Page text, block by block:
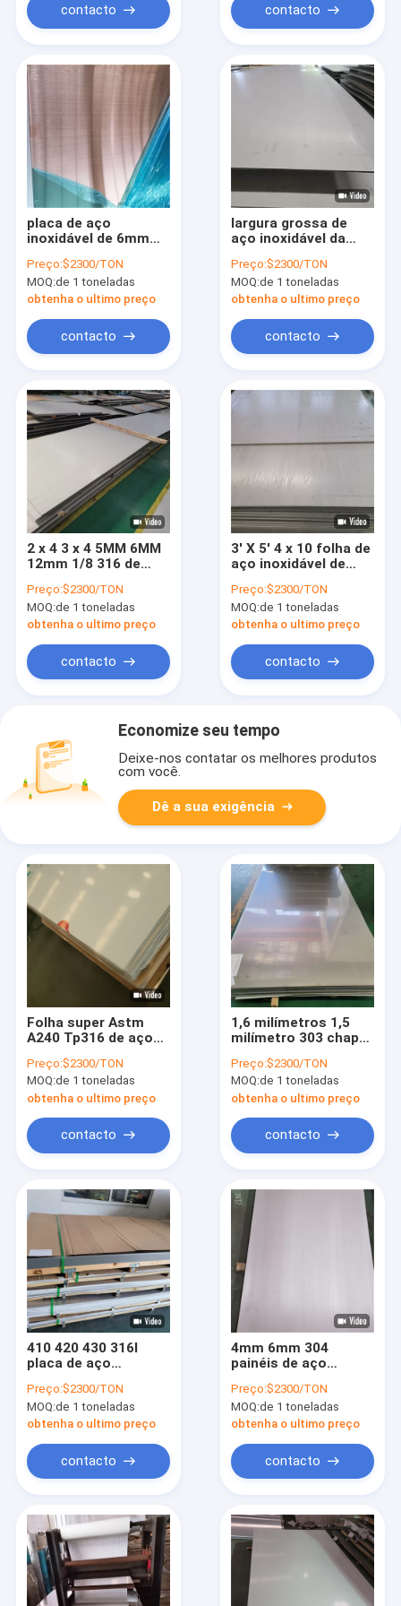
Produtos
Vídeos
contacto contacto
placa de aço
inoxidável de 6mm
Preço:$2300/TON
MOQ:de 1 toneladas
obtenha o ultimo preço
contacto
largura grossa de
aço inoxidável da
da placa 6mm de Aisi
316 do Sus de 10ga
11ga 316h
Preço:$2300/TON
MOQ:de 1 toneladas
obtenha o ultimo preço
contacto
2 x 4 3 x 4 5MM 6MM
12mm 1/8 316 de
inoxidável Astm 201
316 304
Preço:$2300/TON
MOQ:de 1 toneladas
obtenha o ultimo preço
contacto
3' X 5' 4 x 10 folha de
aço inoxidável de
316 1.2m 3m
perfurados
Preço:$2300/TON
MOQ:de 1 toneladas
obtenha o ultimo preço
contacto
Economize seu tempo
Deixe-nos contatar os melhores produtos
com você.
Dê a sua exigência
Folha super Astm
A240 Tp316 de aço
3mm 316 com
pacote do Pvc
Preço:$2300/TON
MOQ:de 1 toneladas
obtenha o ultimo preço
contacto
1,6 milímetros 1,5
milímetro 303 chapa
aço inoxidável para
paredes da cozinha
Preço:$2300/TON
MOQ:de 1 toneladas
obtenha o ultimo preço
contacto
410 420 430 316l
placa de aço
6mm 1/4 de folha de
aço inoxidável do
calibre 304 dos furos
Preço:$2300/TON
MOQ:de 1 toneladas
obtenha o ultimo preço
contacto
4mm 6mm 304
painéis de aço
placa de aço
inoxidável de Astm
Ss 304 da folha
Preço:$2300/TON
MOQ:de 1 toneladas
obtenha o ultimo preço
contacto